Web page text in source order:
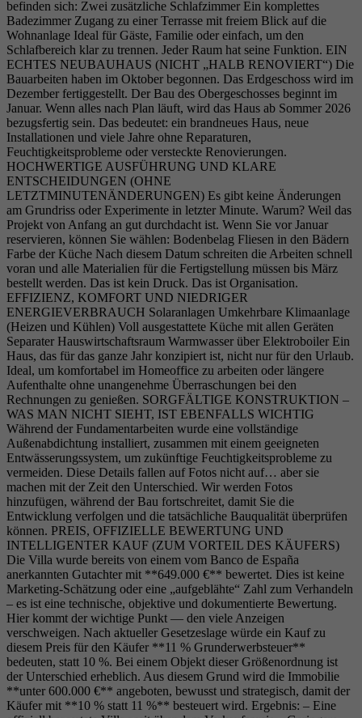
befinden sich: Zwei zusätzliche Schlafzimmer Ein komplettes
Badezimmer Zugang zu einer Terrasse mit freiem Blick auf die
Wohnanlage Ideal für Gäste, Familie oder einfach, um den
Schlafbereich klar zu trennen. Jeder Raum hat seine Funktion. EIN
ECHTES NEUBAUHAUS (NICHT „HALB RENOVIERT“) Die
Bauarbeiten haben im Oktober begonnen. Das Erdgeschoss wird im
Dezember fertiggestellt. Der Bau des Obergeschosses beginnt im
Januar. Wenn alles nach Plan läuft, wird das Haus ab Sommer 2026
bezugsfertig sein. Das bedeutet: ein brandneues Haus, neue
Installationen und viele Jahre ohne Reparaturen,
Feuchtigkeitsprobleme oder versteckte Renovierungen.
HOCHWERTIGE AUSFÜHRUNG UND KLARE
ENTSCHEIDUNGEN (OHNE
LETZTMINUTENÄNDERUNGEN) Es gibt keine Änderungen
am Grundriss oder Experimente in letzter Minute. Warum? Weil das
Projekt von Anfang an gut durchdacht ist. Wenn Sie vor Januar
reservieren, können Sie wählen: Bodenbelag Fliesen in den Bädern
Farbe der Küche Nach diesem Datum schreiten die Arbeiten schnell
voran und alle Materialien für die Fertigstellung müssen bis März
bestellt werden. Das ist kein Druck. Das ist Organisation.
EFFIZIENZ, KOMFORT UND NIEDRIGER
ENERGIEVERBRAUCH Solaranlagen Umkehrbare Klimaanlage
(Heizen und Kühlen) Voll ausgestattete Küche mit allen Geräten
Separater Hauswirtschaftsraum Warmwasser über Elektroboiler Ein
Haus, das für das ganze Jahr konzipiert ist, nicht nur für den Urlaub.
Ideal, um komfortabel im Homeoffice zu arbeiten oder längere
Aufenthalte ohne unangenehme Überraschungen bei den
Rechnungen zu genießen. SORGFÄLTIGE KONSTRUKTION –
WAS MAN NICHT SIEHT, IST EBENFALLS WICHTIG
Während der Fundamentarbeiten wurde eine vollständige
Außenabdichtung installiert, zusammen mit einem geeigneten
Entwässerungssystem, um zukünftige Feuchtigkeitsprobleme zu
vermeiden. Diese Details fallen auf Fotos nicht auf… aber sie
machen mit der Zeit den Unterschied. Wir werden Fotos
hinzufügen, während der Bau fortschreitet, damit Sie die
Entwicklung verfolgen und die tatsächliche Bauqualität überprüfen
können. PREIS, OFFIZIELLE BEWERTUNG UND
INTELLIGENTER KAUF (ZUM VORTEIL DES KÄUFERS)
Die Villa wurde bereits von einem vom Banco de España
anerkannten Gutachter mit **649.000 €** bewertet. Dies ist keine
Marketing-Schätzung oder eine „aufgeblähte“ Zahl zum Verhandeln
– es ist eine technische, objektive und dokumentierte Bewertung.
Hier kommt der wichtige Punkt — den viele Anzeigen
verschweigen. Nach aktueller Gesetzeslage würde ein Kauf zu
diesem Preis für den Käufer **11 % Grunderwerbsteuer**
bedeuten, statt 10 %. Bei einem Objekt dieser Größenordnung ist
der Unterschied erheblich. Aus diesem Grund wird die Immobilie
**unter 600.000 €** angeboten, bewusst und strategisch, damit der
Käufer mit **10 % statt 11 %** besteuert wird. Ergebnis: – Eine